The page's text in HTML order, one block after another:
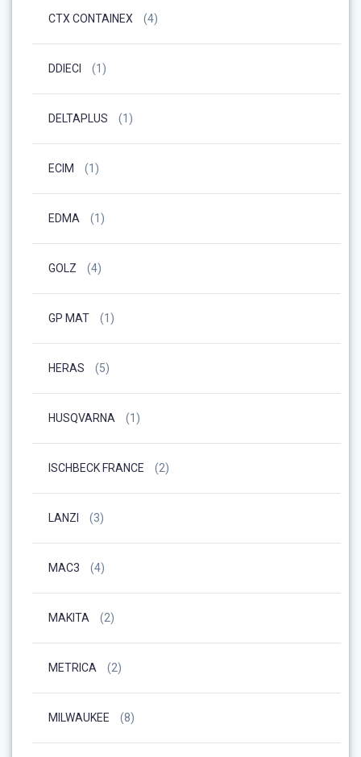
CTX CONTAINEX (4)
DDIECI (1)
DELTAPLUS (1)
ECIM (1)
EDMA (1)
GOLZ (4)
GP MAT (1)
HERAS (5)
HUSQVARNA (1)
ISCHBECK FRANCE (2)
LANZI (3)
MAC3 (4)
MAKITA (2)
METRICA (2)
MILWAUKEE (8)